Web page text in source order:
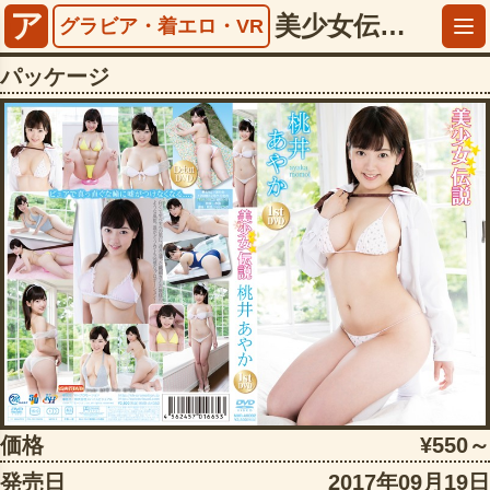
ア グラビア・着エロ・VR 美少女伝説 桃井あやか【5486mmrak00082】
パッケージ
価格
¥550～
発売日
2017年09月19日